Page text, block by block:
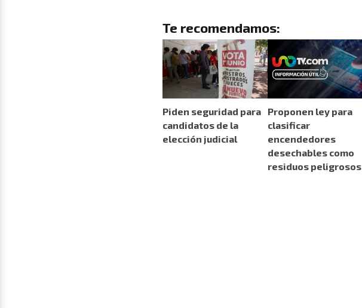
Te recomendamos:
Piden seguridad para
candidatos de la
elección judicial
Proponen ley para
clasificar
encendedores
desechables como
residuos peligrosos